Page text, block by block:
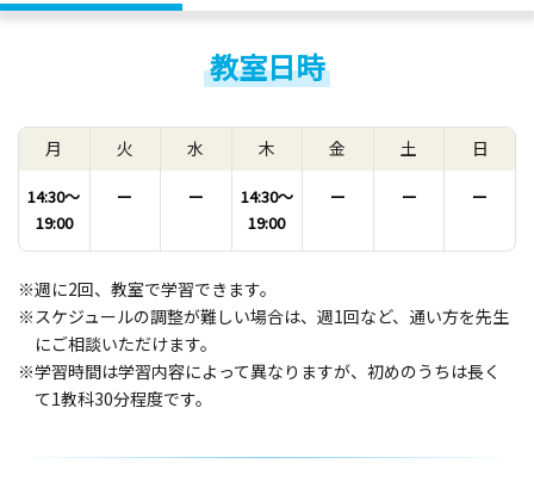
教室日時
月
14:30〜
19:00
火
ー
水
ー
木
14:30〜
19:00
金
ー
土
ー
日
ー
※週に2回、教室で学習できます。
※スケジュールの調整が難しい場合は、週1回など、通い方を先生
にご相談いただけます。
※学習時間は学習内容によって異なりますが、初めのうちは長く
て1教科30分程度です。